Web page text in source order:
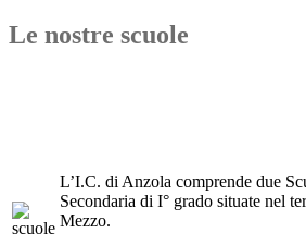
Le nostre scuole
L’I.C. di Anzola comprende due
Secondaria di I° grado situate nel
Mezzo.